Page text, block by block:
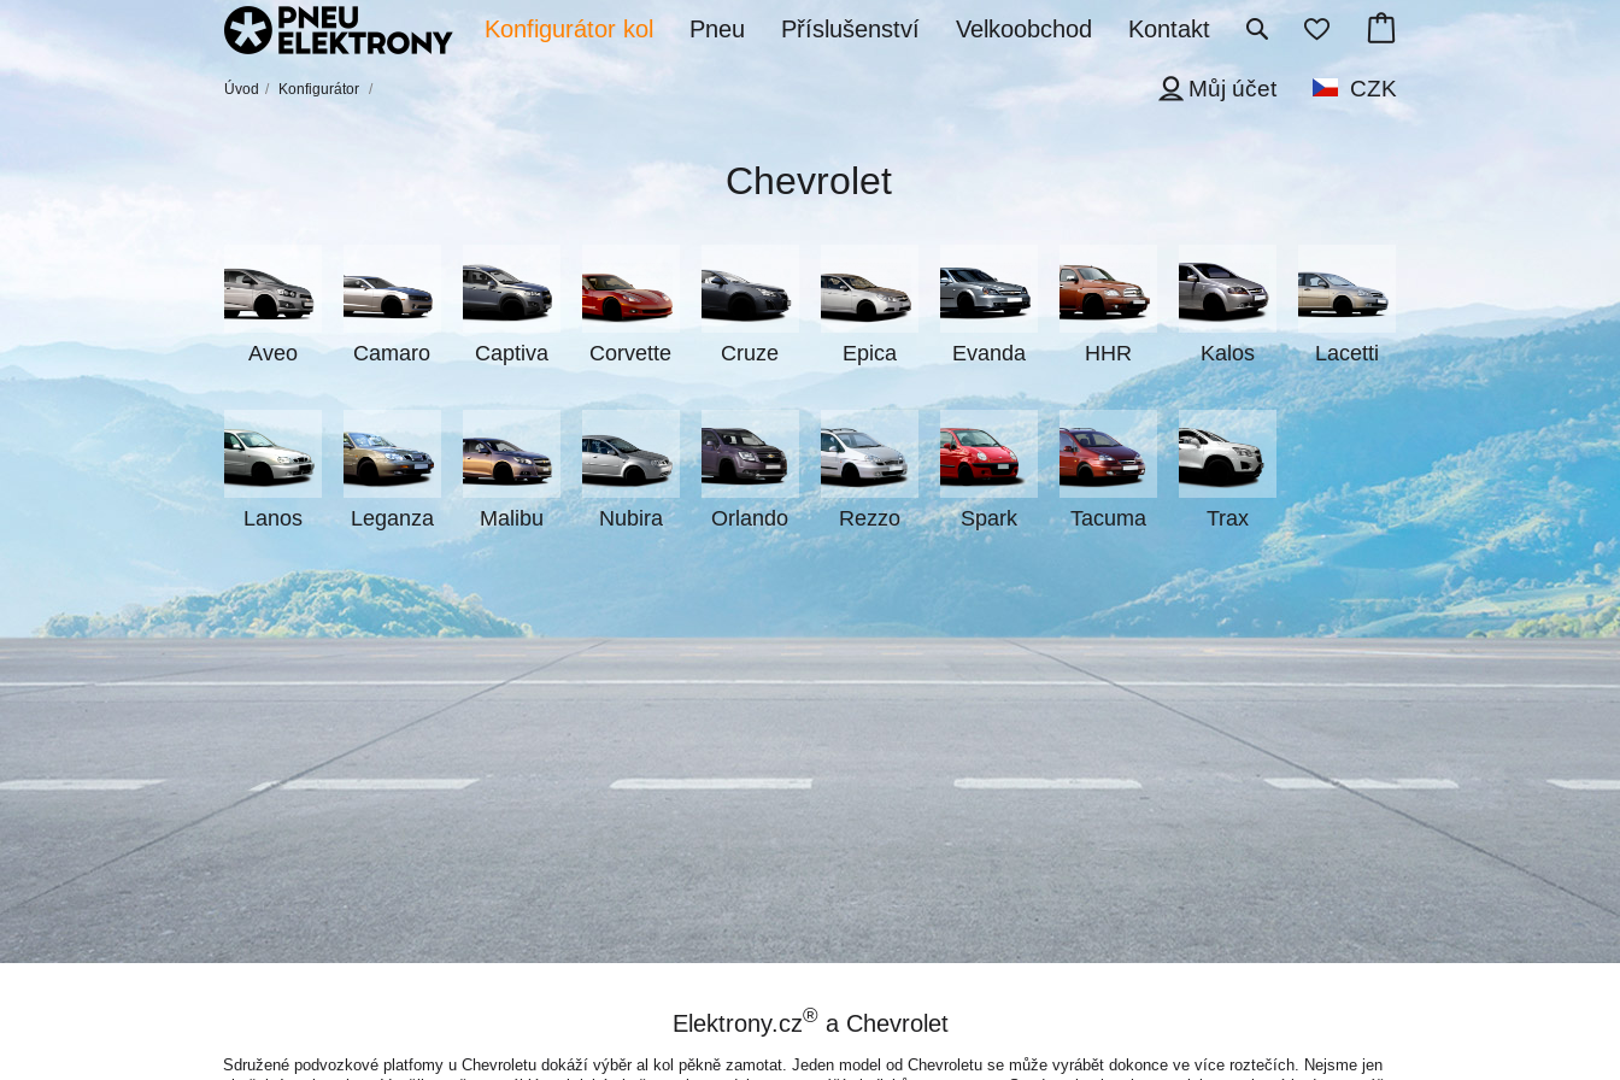
Kontakt
Velkoobchod
Příslušenství
Pneu
Konfigurátor kol
Úvod / Konfigurátor / CZK
Můj účet
Chevrolet
Aveo Camaro Captiva Corvette Cruze Epica Evanda HHR Kalos Lacetti
Lanos Leganza Malibu Nubira Orlando Rezzo Spark Tacuma Trax
Elektrony.cz®a Chevrolet
Sdružené podvozkové platfomy u Chevroletu dokáží výběr al kol pěkně zamotat. Jeden model od Chevroletu se může vyrábět dokonce ve více roztečích. Nejsme jen